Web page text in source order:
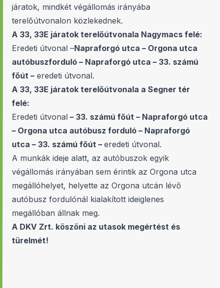
járatok, mindkét végállomás irányába
terelőútvonalon közlekednek.
A 33, 33E járatok terelőútvonala Nagymacs felé:
Eredeti útvonal –Napraforgó utca – Orgona utca
autóbuszforduló – Napraforgó utca – 33. számú
főút – eredeti útvonal.
A 33, 33E járatok terelőútvonala a Segner tér
felé:
Eredeti útvonal – 33. számú főút – Napraforgó utca
– Orgona utca autóbusz forduló – Napraforgó
utca – 33. számú főút – eredeti útvonal.
A munkák ideje alatt, az autóbuszok egyik
végállomás irányában sem érintik az Orgona utca
megállóhelyet, helyette az Orgona utcán lévő
autóbusz fordulónál kialakított ideiglenes
megállóban állnak meg.
A DKV Zrt. köszöni az utasok megértést és
türelmét!